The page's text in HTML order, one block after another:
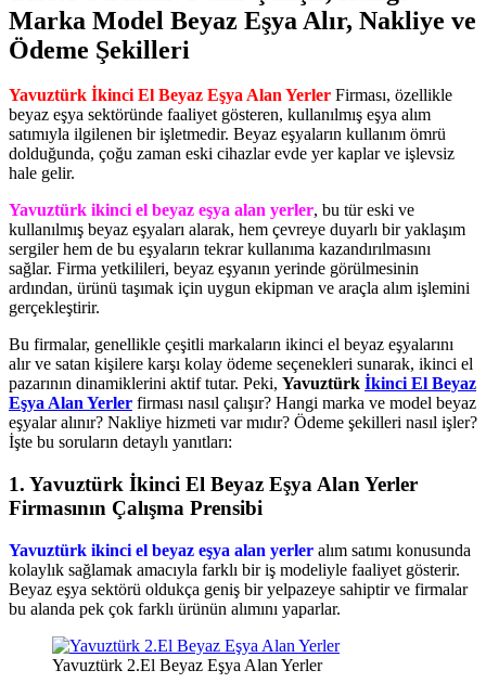
Marka Model Beyaz Eşya Alır, Nakliye ve
Ödeme Şekilleri
Yavuztürk İkinci El Beyaz Eşya Alan Yerler Firması, özellikle
beyaz eşya sektöründe faaliyet gösteren, kullanılmış eşya alım
satımıyla ilgilenen bir işletmedir. Beyaz eşyaların kullanım ömrü
dolduğunda, çoğu zaman eski cihazlar evde yer kaplar ve işlevsiz
hale gelir.
Yavuztürk ikinci el beyaz eşya alan yerler, bu tür eski ve
kullanılmış beyaz eşyaları alarak, hem çevreye duyarlı bir yaklaşım
sergiler hem de bu eşyaların tekrar kullanıma kazandırılmasını
sağlar. Firma yetkilileri, beyaz eşyanın yerinde görülmesinin
ardından, ürünü taşımak için uygun ekipman ve araçla alım işlemini
gerçekleştirir.
Bu firmalar, genellikle çeşitli markaların ikinci el beyaz eşyalarını
alır ve satan kişilere karşı kolay ödeme seçenekleri sunarak, ikinci el
pazarının dinamiklerini aktif tutar. Peki, Yavuztürk İkinci El Beyaz
Eşya Alan Yerler firması nasıl çalışır? Hangi marka ve model beyaz
eşyalar alınır? Nakliye hizmeti var mıdır? Ödeme şekilleri nasıl işler?
İşte bu soruların detaylı yanıtları:
1. Yavuztürk İkinci El Beyaz Eşya Alan Yerler
Firmasının Çalışma Prensibi
Yavuztürk ikinci el beyaz eşya alan yerler alım satımı konusunda
kolaylık sağlamak amacıyla farklı bir iş modeliyle faaliyet gösterir.
Beyaz eşya sektörü oldukça geniş bir yelpazeye sahiptir ve firmalar
bu alanda pek çok farklı ürünün alımını yaparlar.
Yavuztürk 2.El Beyaz Eşya Alan Yerler